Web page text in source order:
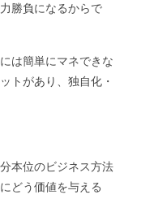
勝負になるからで
は簡単にマネできな
トがあり、独自化・
本位のビジネス方法
どう価値を与える